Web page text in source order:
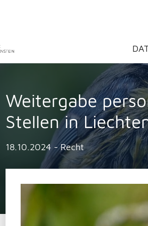
Fürstentums Liechtenstein
Weitergabe
Stellen in
18.10.2024 - Recht